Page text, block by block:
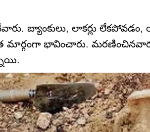
బ్యాంకులు, లాకర్లు లేకపోవడం,
మార్గంగా భావించారు.